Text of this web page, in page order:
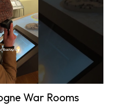
War Rooms